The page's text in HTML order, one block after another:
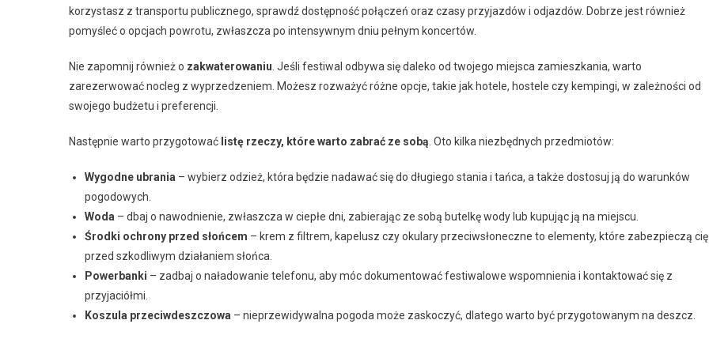
korzystasz z transportu publicznego, sprawdź dostępność połączeń oraz czasy przyjazdów i odjazdów. Dobrze jest również
pomyśleć o opcjach powrotu, zwłaszcza po intensywnym dniu pełnym koncertów.
Nie zapomnij również o zakwaterowaniu . Jeśli festiwal odbywa się daleko od twojego miejsca zamieszkania, warto
zarezerwować nocleg z wyprzedzeniem. Możesz rozważyć różne opcje, takie jak hotele, hostele czy kempingi, w zależności od
swojego budżetu i preferencji.
Następnie warto przygotować listę rzeczy, które warto zabrać ze sobą . Oto kilka niezbędnych przedmiotów:
Wygodne ubrania – wybierz odzież, która będzie nadawać się do długiego stania i tańca, a także dostosuj ją do warunków
pogodowych.
Woda – dbaj o nawodnienie, zwłaszcza w ciepłe dni, zabierając ze sobą butelkę wody lub kupując ją na miejscu.
Środki ochrony przed słońcem – krem z filtrem, kapelusz czy okulary przeciwsłoneczne to elementy, które zabezpieczą cię
przed szkodliwym działaniem słońca.
Powerbanki – zadbaj o naładowanie telefonu, aby móc dokumentować festiwalowe wspomnienia i kontaktować się z
przyjaciółmi.
Koszula przeciwdeszczowa – nieprzewidywalna pogoda może zaskoczyć, dlatego warto być przygotowanym na deszcz.